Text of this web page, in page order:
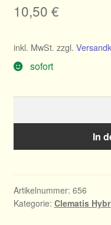
10,50 €
inkl. MwSt. zzgl.
sofort
Purpur
In
Artikelnummer: 656
Kategorie: Clematis